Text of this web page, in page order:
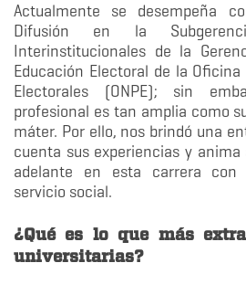
Actualmente se desempeña
Difusión en la
Interinstitucionales de la
Educación Electoral de la
Electorales (ONPE); sin
profesional es tan amplia como
máter. Por ello, nos brindó una
cuenta sus experiencias y
adelante en esta carrera con
servicio social.
¿Qué es lo que más
universitarias?